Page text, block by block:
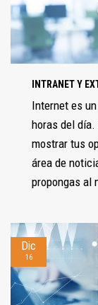
INTRANET Y
Internet es
horas del
mostrar tus
área de
propongas al
Dic
16